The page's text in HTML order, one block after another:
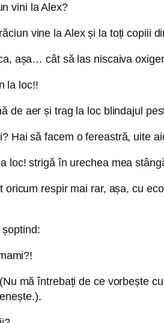
vini la Alex?
vine la Alex și la toți copiii
așa… cât să las niscaiva
la loc!!
de aer și trag la loc blindajul
Hai să facem o fereastră, uite
loc! strigă în urechea mea
oricum respir mai rar, așa, cu
mă întrebați de ce vorbește